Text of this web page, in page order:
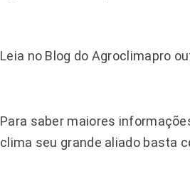
Leia no Blog do Agroclimapro
Para saber maiores
clima seu grande aliado basta